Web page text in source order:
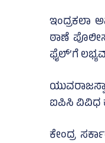
ಇಂದ್ರಕಲಾ
ಠಾಣೆ
ಫೈಲ್‌’ಗೆ
ಐಪಿಸಿ ವಿವಿಧ
ಕೇಂದ್ರ